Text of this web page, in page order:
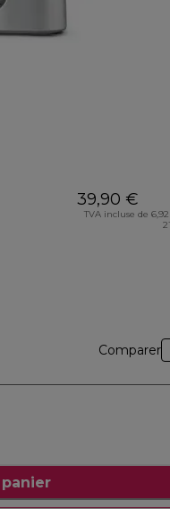
39,90 €
TVA incluse de
Comparer